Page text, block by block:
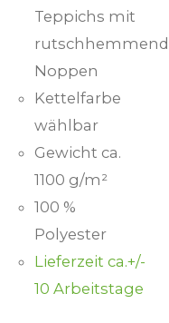
Teppichs mit
Noppen
Kettelfarbe
wählbar
Gewicht ca.
1100 g/m²
100 %
Polyester
Lieferzeit ca.+/-
10 Arbeitstage